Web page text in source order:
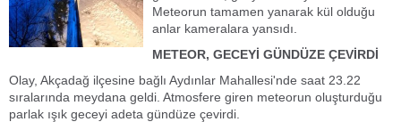
Meteorun tamamen yanarak kül olduğu
anlar kameralara yansıdı.
METEOR, GECEYİ GÜNDÜZE ÇEVİRDİ
Olay, Akçadağ ilçesine bağlı Aydınlar Mahallesi'nde saat 23.22
sıralarında meydana geldi. Atmosfere giren meteorun oluşturduğu
parlak ışık geceyi adeta gündüze çevirdi.